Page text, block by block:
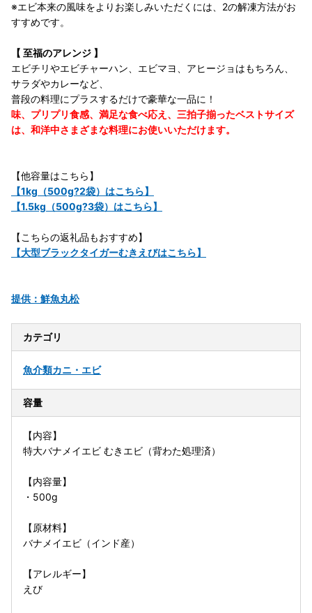
※エビ本来の風味をよりお楽しみいただくには、2の解凍方法がお
すすめです。
【 至福のアレンジ 】
エビチリやエビチャーハン、エビマヨ、アヒージョはもちろん、
サラダやカレーなど、
普段の料理にプラスするだけで豪華な一品に！
味、プリプリ食感、満足な食べ応え、三拍子揃ったベストサイズ
は、和洋中さまざまな料理にお使いいただけます。
【他容量はこちら】
【1kg（500g?2袋）はこちら】
【1.5kg（500g?3袋）はこちら】
【こちらの返礼品もおすすめ】
【大型ブラックタイガーむきえびはこちら】
提供：鮮魚丸松
カテゴリ
魚介類カニ・エビ
容量
【内容】
特大バナメイエビ むきエビ（背わた処理済）
【内容量】
・500g
【原材料】
バナメイエビ（インド産）
【アレルギー】
えび